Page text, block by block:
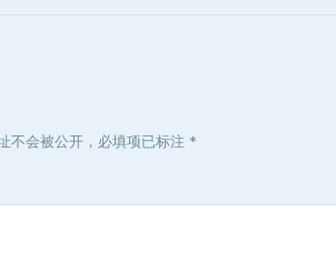
不会被公开，必填项已标注 *